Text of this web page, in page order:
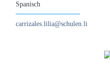
Spanisch
carrizales.lilia@schulen.li